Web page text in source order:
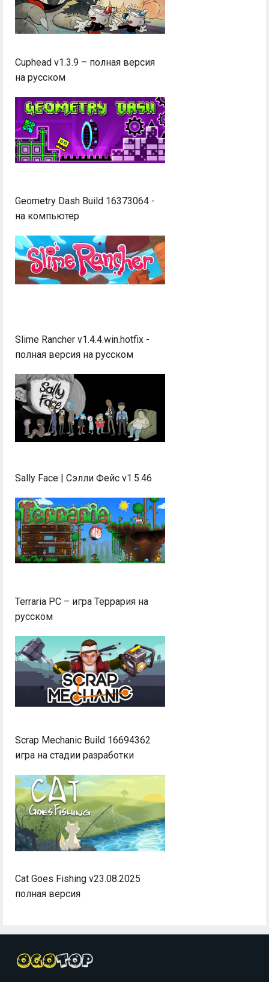
Cuphead v1.3.9 – полная версия
на русском
Geometry Dash Build 16373064 -
на компьютер
Slime Rancher v1.4.4.win.hotfix -
полная версия на русском
Sally Face | Сэлли Фейс v1.5.46
Terraria PC – игра Террария на
русском
Scrap Mechanic Build 16694362
игра на стадии разработки
Cat Goes Fishing v23.08.2025
полная версия